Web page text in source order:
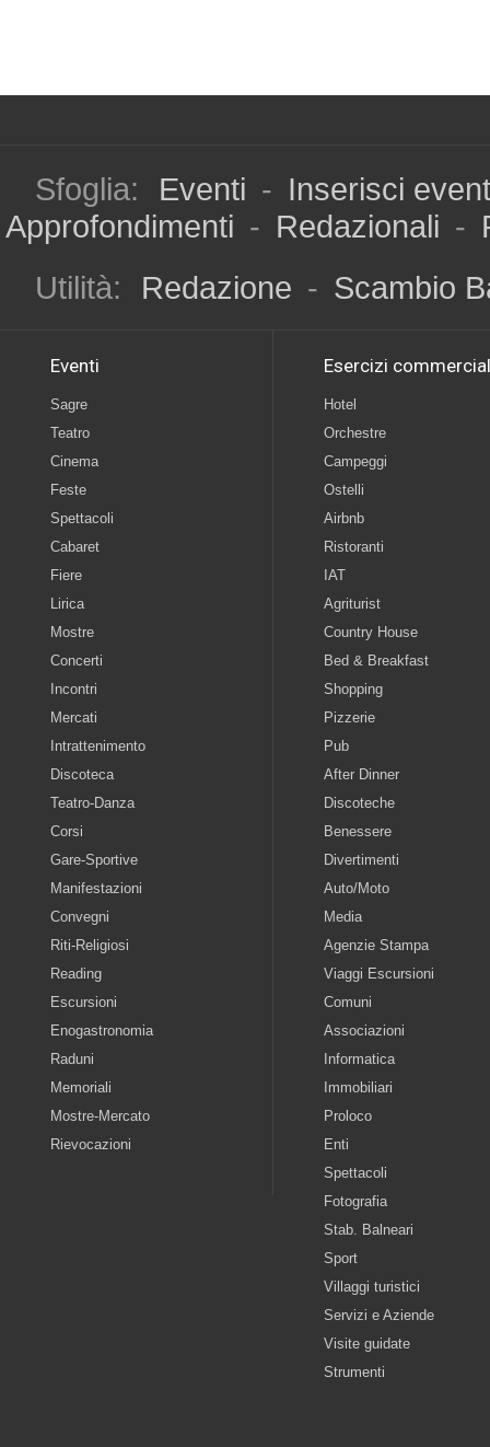
Sfoglia: Eventi - Inserisci
Approfondimenti - Redazionali -
Utilità:
Redazione - Scambio
Eventi
Sagre
Teatro
Cinema
Feste
Spettacoli
Cabaret
Fiere
Lirica
Mostre
Concerti
Incontri
Mercati
Intrattenimento
Discoteca
Teatro-Danza
Corsi
Gare-Sportive
Manifestazioni
Convegni
Riti-Religiosi
Reading
Escursioni
Enogastronomia
Raduni
Memoriali
Mostre-Mercato
Rievocazioni
Esercizi
Hotel
Orchestre
Campeggi
Ostelli
Airbnb
Ristoranti
IAT
Agriturist
Country House
Bed & Breakfast
Shopping
Pizzerie
Pub
After Dinner
Discoteche
Benessere
Divertimenti
Auto/Moto
Media
Agenzie Stampa
Viaggi Escursioni
Comuni
Associazioni
Informatica
Immobiliari
Proloco
Enti
Spettacoli
Fotografia
Stab. Balneari
Sport
Villaggi turistici
Servizi e Aziende
Visite guidate
Strumenti